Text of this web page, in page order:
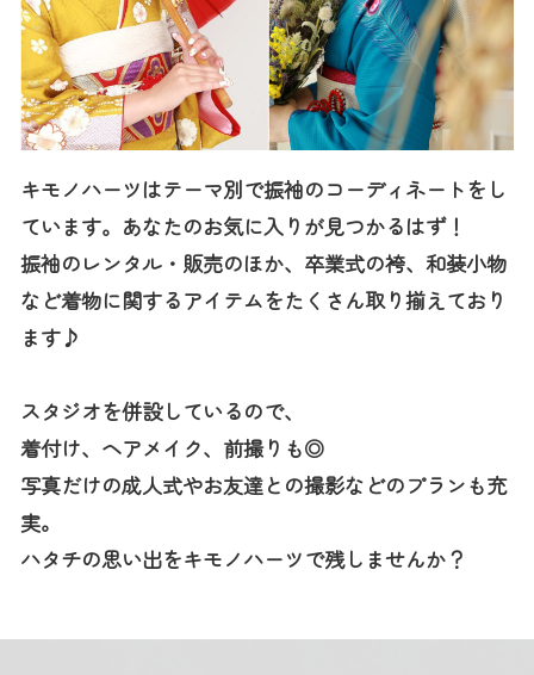
キモノハーツはテーマ別で振袖のコーディネートをし
ています。あなたのお気に入りが見つかるはず！
振袖のレンタル・販売のほか、卒業式の袴、和装小物
など着物に関するアイテムをたくさん取り揃えており
ます♪
スタジオを併設しているので、
着付け、ヘアメイク、前撮りも◎
写真だけの成人式やお友達との撮影などのプランも充
実。
ハタチの思い出をキモノハーツで残しませんか？